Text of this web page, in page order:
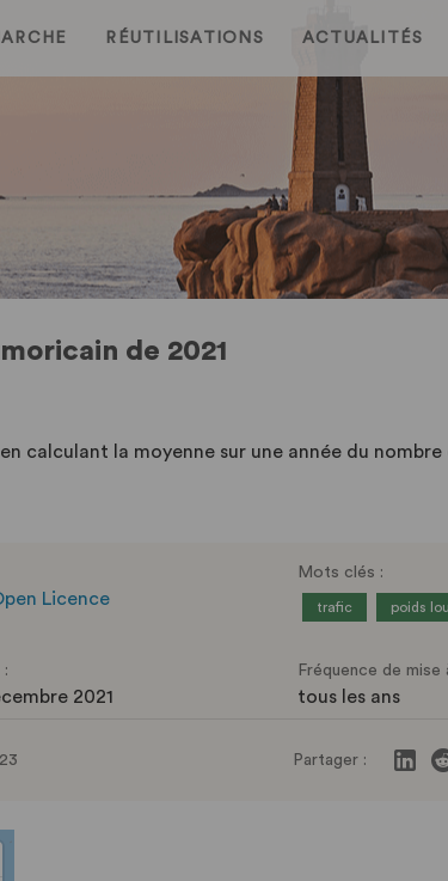
RÉUTILISATIONS ACTUALITÉS
de 2021
calculant la moyenne sur une année du
Licence
Mots clés :
trafic poids
:
2021
Fréquence de mise
tous les ans
Partager :